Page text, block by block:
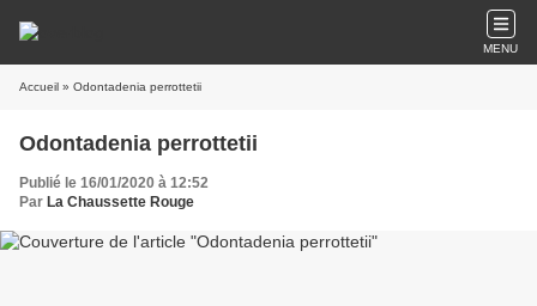
MENU
Accueil » Odontadenia perrottetii
Odontadenia perrottetii
Publié le 16/01/2020 à 12:52
Par La Chaussette Rouge